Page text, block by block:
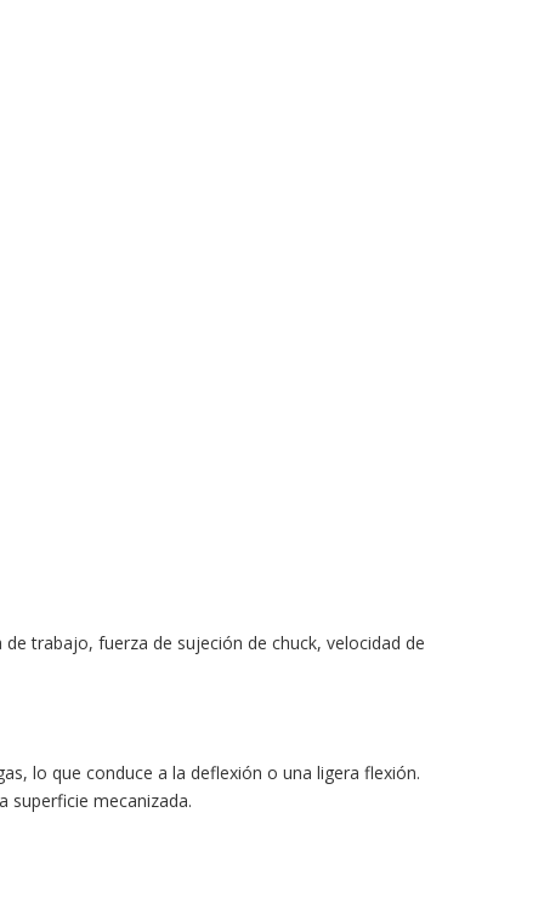
trabajo, fuerza de sujeción de chuck, velocidad de
lo que conduce a la deflexión o una ligera flexión.
superficie mecanizada.